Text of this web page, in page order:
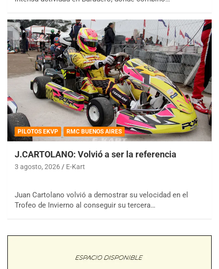
PILOTOS EKVP RMC BUENOS AIRES
J.CARTOLANO: Volvió a ser la referencia
3 agosto, 2026 E-Kart
Juan Cartolano volvió a demostrar su velocidad en el
Trofeo de Invierno al conseguir su tercera…
COBERTURA ESPECIAL DE E-KART.COM.AR
08/09-AGO
IAME SERIES ARGENTINA 6